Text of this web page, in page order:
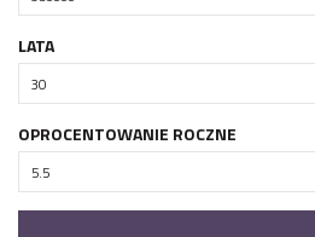
LATA
OPROCENTOWANIE ROCZNE